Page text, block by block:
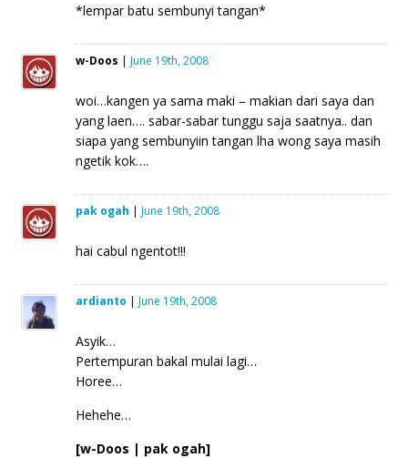
*lempar batu sembunyi tangan*
w-Doos | June 19th, 2008
woi…kangen ya sama maki – makian dari saya dan
yang laen…. sabar-sabar tunggu saja saatnya.. dan
siapa yang sembunyiin tangan lha wong saya masih
ngetik kok….
pak ogah | June 19th, 2008
hai cabul ngentot!!!
ardianto | June 19th, 2008
Asyik…
Pertempuran bakal mulai lagi…
Horee…
Hehehe…
[w-Doos | pak ogah]